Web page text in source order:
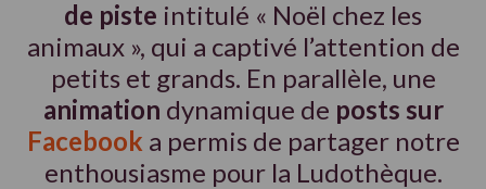
de piste intitulé « Noël chez les
animaux », qui a captivé l’attention de
petits et grands. En parallèle, une
animation dynamique de posts sur
Facebook a permis de partager notre
enthousiasme pour la Ludothèque.